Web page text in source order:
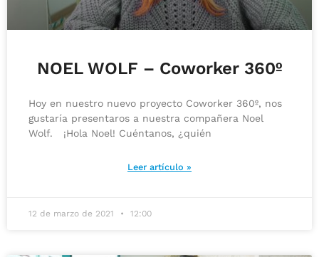
NOEL WOLF – Coworker 360º
Hoy en nuestro nuevo proyecto Coworker 360º, nos
gustaría presentaros a nuestra compañera Noel
Wolf. ¡Hola Noel! Cuéntanos, ¿quién
Leer artículo »
12 de marzo de 2021 12:00